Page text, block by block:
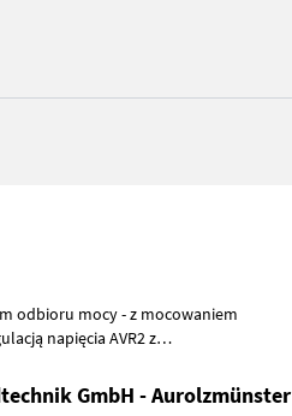
napięcia AVR2 z
GmbH - Aurolzmünster